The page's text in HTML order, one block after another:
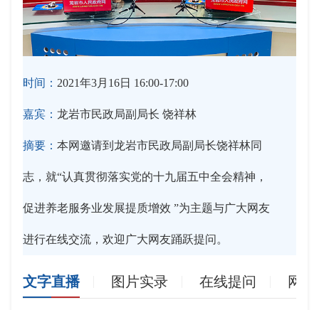
时间： 2021年3月16日 16:00-17:00
嘉宾： 龙岩市民政局副局长 饶祥林
摘要： 本网邀请到龙岩市民政局副局长饶祥林同
志，就“认真贯彻落实党的十九届五中全会精神，
促进养老服务业发展提质增效 ”为主题与广大网友
进行在线交流，欢迎广大网友踊跃提问。
文字直播 图片实录 在线提问 网